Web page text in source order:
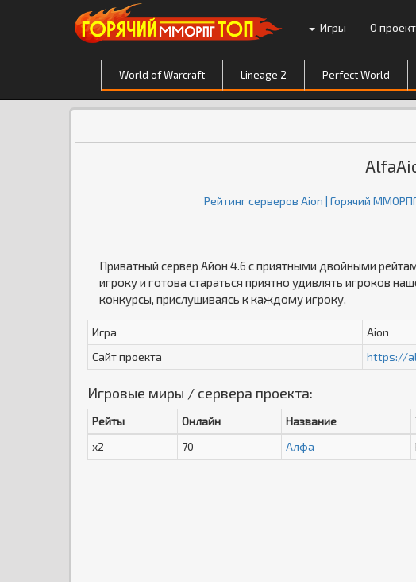
Игры О
World of Warcraft Lineage 2 Perfect World
Рейтинг серверов Aion | Горячий
Приватный сервер Айон 4.6 с приятными двойными
игроку и готова стараться приятно удивлять игроков
конкурсы, прислушиваясь к каждому игроку.
Игра
Aion
Сайт проекта
https://
Игровые миры / сервера проекта:
Рейты Онлайн Название
x2
70 Алфа